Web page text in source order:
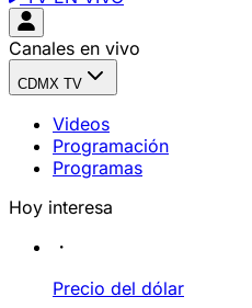
Canales en vivo
CDMX TV
Videos
Programación
Programas
Hoy interesa
Precio del dólar